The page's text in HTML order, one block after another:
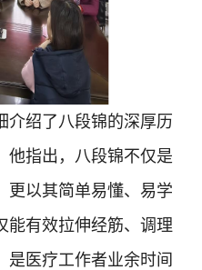
介绍了八段锦的深厚历
他指出，八段锦不仅是
更以其简单易懂、易学
能有效拉伸经筋、调理
是医疗工作者业余时间